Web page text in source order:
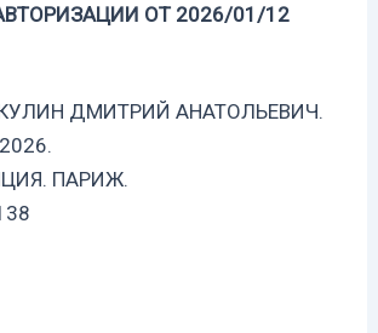
ОТ 2026/01/12
ДМИТРИЙ АНАТОЛЬЕВИЧ.
ПАРИЖ.